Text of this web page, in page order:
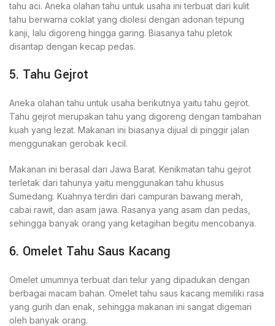
tahu aci. Aneka olahan tahu untuk usaha ini terbuat dari kulit
tahu berwarna coklat yang diolesi dengan adonan tepung
kanji, lalu digoreng hingga garing. Biasanya tahu pletok
disantap dengan kecap pedas.
5. Tahu Gejrot
Aneka olahan tahu untuk usaha berikutnya yaitu tahu gejrot.
Tahu gejrot merupakan tahu yang digoreng dengan tambahan
kuah yang lezat. Makanan ini biasanya dijual di pinggir jalan
menggunakan gerobak kecil.
Makanan ini berasal dari Jawa Barat. Kenikmatan tahu gejrot
terletak dari tahunya yaitu menggunakan tahu khusus
Sumedang. Kuahnya terdiri dari campuran bawang merah,
cabai rawit, dan asam jawa. Rasanya yang asam dan pedas,
sehingga banyak orang yang ketagihan begitu mencobanya.
6. Omelet Tahu Saus Kacang
Omelet umumnya terbuat dari telur yang dipadukan dengan
berbagai macam bahan. Omelet tahu saus kacang memiliki rasa
yang gurih dan enak, sehingga makanan ini sangat digemari
oleh banyak orang.